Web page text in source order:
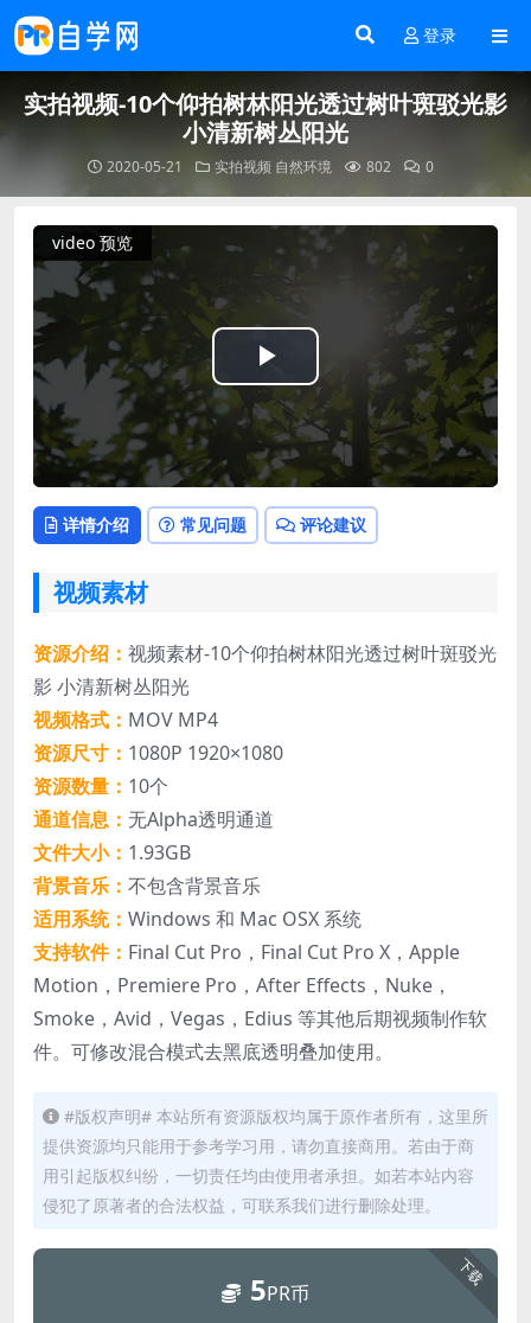
登录
实拍视频-10个仰拍树林阳光透过树叶斑驳光影
小清新树丛阳光
2020-05-21 实拍视频 自然环境 802 0
video 预览
Play
Video
详情介绍 常见问题 评论建议
视频素材
资源介绍： 视频素材-10个仰拍树林阳光透过树叶斑驳光
影 小清新树丛阳光
视频格式： MOV MP4
资源尺寸： 1080P 1920×1080
资源数量： 10个
通道信息： 无Alpha透明通道
文件大小： 1.93GB
背景音乐： 不包含背景音乐
适用系统： Windows 和 Mac OSX 系统
支持软件： Final Cut Pro，Final Cut Pro X，Apple
Motion，Premiere Pro，After Effects，Nuke，
Smoke，Avid，Vegas，Edius 等其他后期视频制作软
件。可修改混合模式去黑底透明叠加使用。
#版权声明# 本站所有资源版权均属于原作者所有，这里所
提供资源均只能用于参考学习用，请勿直接商用。若由于商
用引起版权纠纷，一切责任均由使用者承担。如若本站内容
侵犯了原著者的合法权益，可联系我们进行删除处理。
下载
5PR币